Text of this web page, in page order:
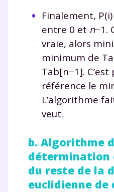
Finalement, P(i)
entre 0 et n−1.
vraie, alors mini
minimum de
Tab[n−1].
référence le
L’algorithme
veut.
b. Algorithme
détermination
du reste de la
euclidienne de